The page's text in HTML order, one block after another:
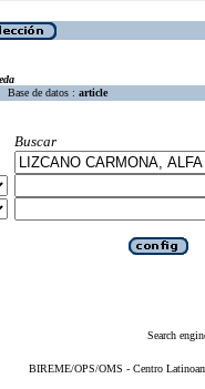
Base de datos : article
Buscar
Search
BIREME/OPS/OMS - Centro